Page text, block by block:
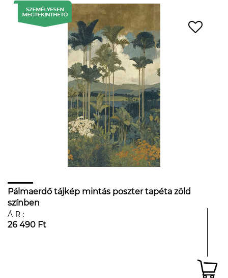
Pálmaerdő tájkép mintás poszter tapéta zöld
színben
ÁR:
26 490 Ft